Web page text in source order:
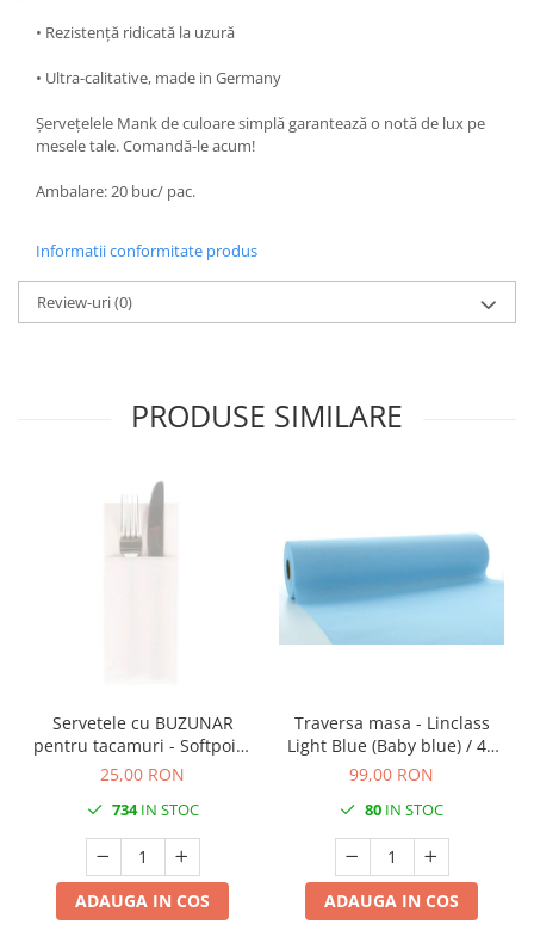
• Rezistență ridicată la uzură
• Ultra-calitative, made in Germany
Șervețelele Mank de culoare simplă garantează o notă de lux pe
mesele tale. Comandă-le acum!
Ambalare: 20 buc/ pac.
Informatii conformitate produs
Review-uri(0)
PRODUSE SIMILARE
Servetele cu BUZUNAR
pentru tacamuri - Softpoint
(Alb) / 33 x 40 cm / 50 buc
25,00 RON
734IN STOC
ADAUGA IN COS
Traversa masa - Linclass
Light Blue (Baby blue) / 40
cm x 24 m / 1 rola
99,00 RON
80 IN STOC
ADAUGA IN COS